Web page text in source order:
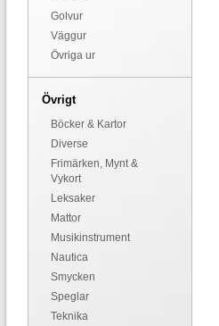
Golvur
Väggur
Övriga ur
Övrigt
Böcker & Kartor
Diverse
Frimärken, Mynt &
Vykort
Leksaker
Mattor
Musikinstrument
Nautica
Smycken
Speglar
Teknika